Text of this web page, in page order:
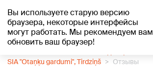
Вы используете старую версию
браузера, некоторые интерфейсы
могут работать. Мы рекомендуем вам
обновить ваш браузер!
+22°C
SIA "Otaņķu gardumi", Tirdziņš
Отзывы